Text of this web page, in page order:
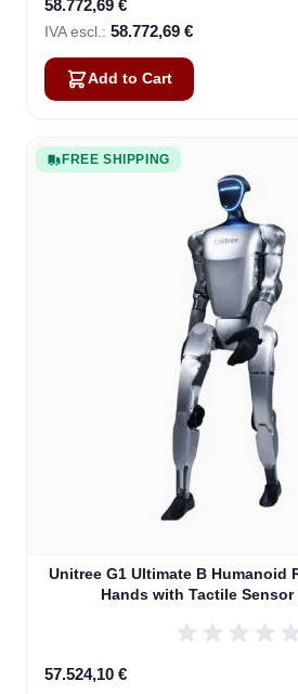
58.772,69 €
58.772,69 €
Add to Cart
FREE SHIPPING
Unitree G1 Ultimate B Humanoid
Hands with Tactile Sensor
Special Price
57.524,10 €